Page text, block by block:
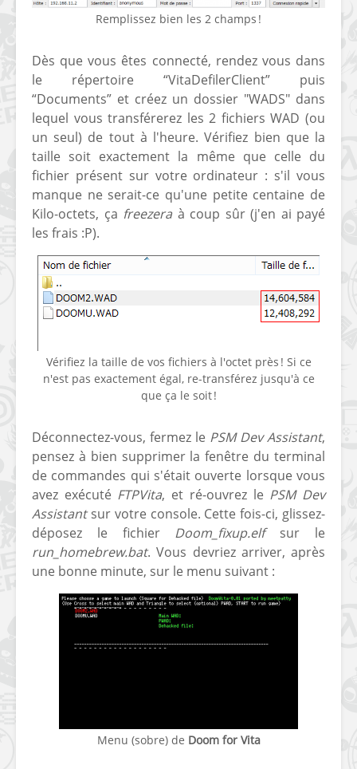
Remplissez bien les 2 champs !
Dès que vous êtes connecté, rendez vous dans
le répertoire “VitaDefilerClient” puis
“Documents” et créez un dossier "WADS" dans
lequel vous transférerez les 2 fichiers WAD (ou
un seul) de tout à l'heure. Vérifiez bien que la
taille soit exactement la même que celle du
fichier présent sur votre ordinateur : s'il vous
manque ne serait-ce qu'une petite centaine de
Kilo-octets, ça freezeraà coup sûr (j'en ai payé
les frais :P).
Vérifiez la taille de vos fichiers à l'octet près ! Si ce
n'est pas exactement égal, re-transférez jusqu'à ce
que ça le soit !
Déconnectez-vous, fermez le PSM Dev Assistant,
pensez à bien supprimer la fenêtre du terminal
de commandes qui s'était ouverte lorsque vous
avez exécuté FTPVita, et ré-ouvrez le PSM Dev
Assistantsur votre console. Cette fois-ci, glissez-
déposez le fichier Doom_fixup.elfsur le
run_homebrew.bat. Vous devriez arriver, après
une bonne minute, sur le menu suivant :
Menu (sobre) de Doom for Vita